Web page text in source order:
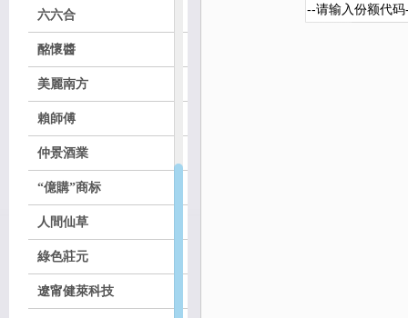
六六合
酩懷醬
美麗南方
賴師傅
仲景酒業
“億購”商标
人間仙草
綠色莊元
遼甯健萊科技